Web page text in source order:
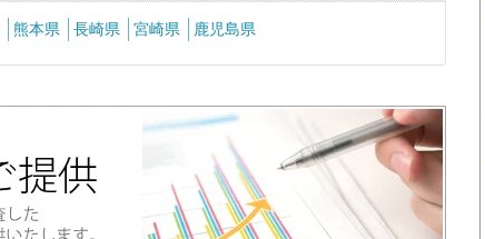
熊本県 長崎県 宮崎県 鹿児島県